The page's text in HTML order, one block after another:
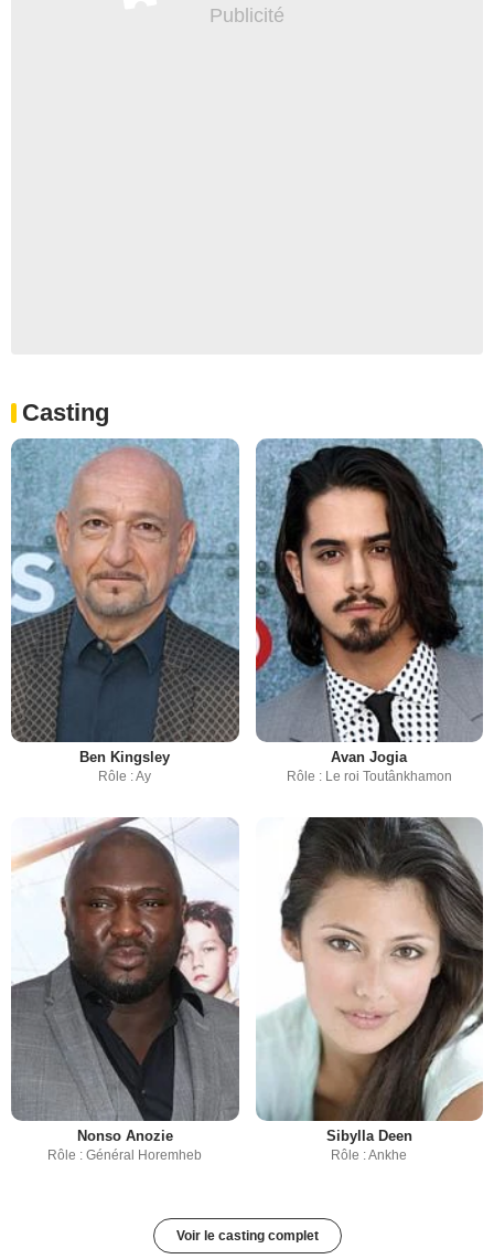
Casting
Ben Kingsley
Rôle : Ay
Avan Jogia
Rôle : Le roi Toutânkhamon
Nonso Anozie
Rôle : Général Horemheb
Sibylla Deen
Rôle : Ankhe
Voir le casting complet